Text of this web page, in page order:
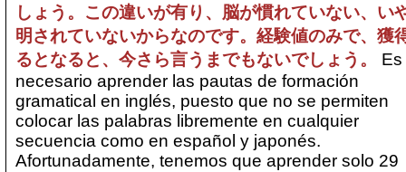
しょう。この違いが有り、脳が慣れていない、い
明されていないからなのです。経験値のみで、獲
るとなると、今さら言うまでもないでしょう。
Es
necesario aprender las pautas de formación
gramatical en inglés, puesto que no se permiten
colocar las palabras libremente en cualquier
secuencia como en español y japonés.
Afortunadamente, tenemos que aprender solo 29